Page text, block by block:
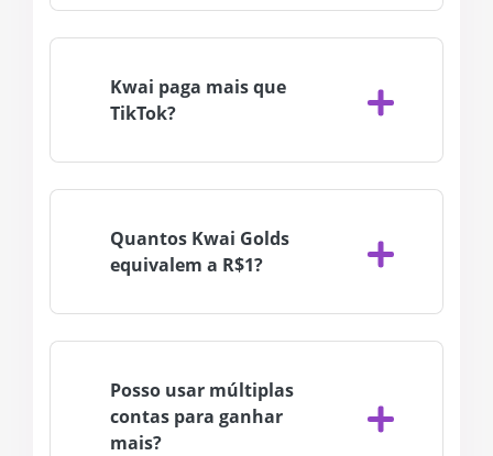
Kwai paga mais que
TikTok?
Quantos Kwai Golds
equivalem a R$1?
Posso usar múltiplas
contas para ganhar
mais?